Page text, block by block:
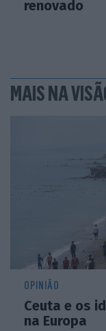
renovado
MAIS NA
OPINIÃO
Ceuta e os
na Europa